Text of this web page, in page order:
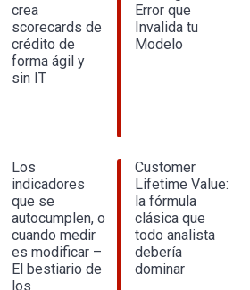
crea
scorecards de
crédito de
forma ágil y
sin IT
Error que
Invalida tu
Modelo
Los
indicadores
que se
autocumplen, o
cuando medir
es modificar –
El bestiario de
los
Customer
Lifetime Value:
la fórmula
clásica que
todo analista
debería
dominar